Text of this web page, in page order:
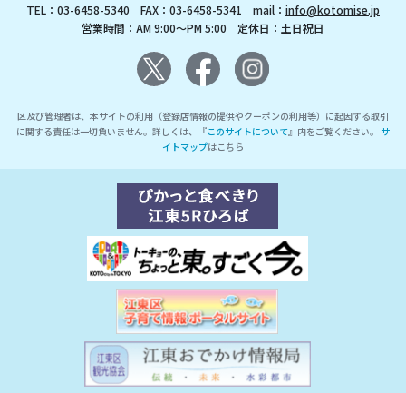
TEL：03-6458-5340 FAX：03-6458-5341 mail： info@kotomise.jp
営業時間：AM 9:00～PM 5:00 定休日：土日祝日
区及び管理者は、本サイトの利用（登録店情報の提供やクーポンの利用等）に起因する取引
に関する責任は一切負いません。詳しくは、『このサイトについて』内をご覧ください。 サ
イトマップはこちら